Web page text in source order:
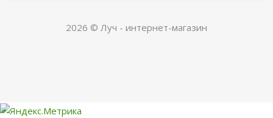
2026 © Луч - интернет-магазин